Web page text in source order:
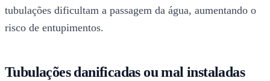
tubulações dificultam a passagem da água, aumentando o
risco de entupimentos.
Tubulações danificadas ou mal instaladas